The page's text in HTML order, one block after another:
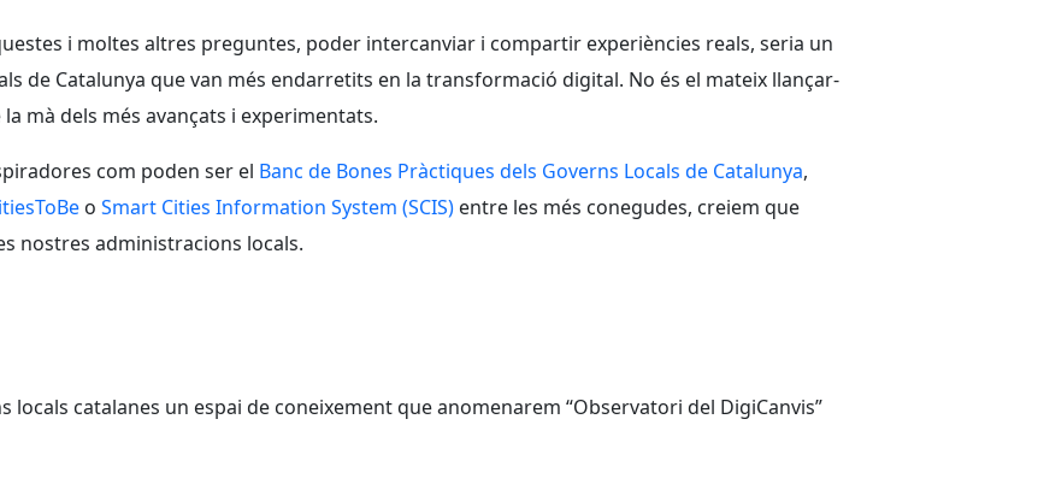
i moltes altres preguntes, poder intercanviar i compartir experiències reals, seria un
de Catalunya que van més endarretits en la transformació digital. No és el mateix llançar-
mà dels més avançats i experimentats.
com poden ser el Banc de Bones Pràctiques dels Governs Locals de Catalunya,
o Smart Cities Information System (SCIS)entre les més conegudes, creiem que
nostres administracions locals.
locals catalanes un espai de coneixement que anomenarem “Observatori del DigiCanvis”